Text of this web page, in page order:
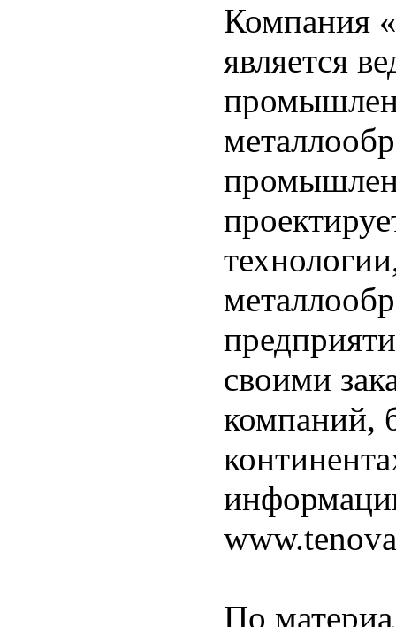
Компания
является
своими
компаний,
По